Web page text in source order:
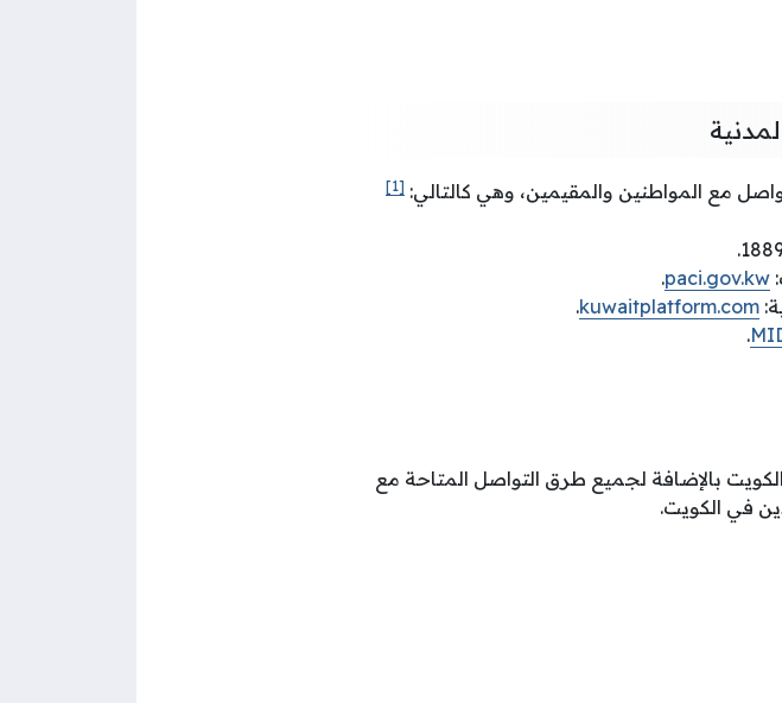
مع المواطنين والمقيمين، وهي كالتالي: [1]
paci.gov.kw
.
kuwaitplatform.com
.
.
بالإضافة لجميع طرق التواصل المتاحة مع
في الكويت.